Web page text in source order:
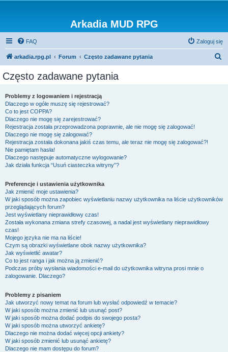
Arkadia MUD RPG
FAQ Zaloguj się
arkadia.rpg.pl Forum Często zadawane pytania
Często zadawane pytania
Problemy z logowaniem i rejestracją
Dlaczego w ogóle muszę się rejestrować?
Co to jest COPPA?
Dlaczego nie mogę się zarejestrować?
Rejestracja została przeprowadzona poprawnie, ale nie mogę się zalogować!
Dlaczego nie mogę się zalogować?
Rejestracja została dokonana jakiś czas temu, ale teraz nie mogę się zalogować?!
Nie pamiętam hasła!
Dlaczego następuje automatyczne wylogowanie?
Jak działa funkcja “Usuń ciasteczka witryny”?
Preferencje i ustawienia użytkownika
Jak zmienić moje ustawienia?
W jaki sposób można zapobiec wyświetlaniu nazwy użytkownika na liście użytkowników
przeglądających forum?
Jest wyświetlany nieprawidłowy czas!
Została wykonana zmiana strefy czasowej, a nadal jest wyświetlany nieprawidłowy
czas!
Mojego języka nie ma na liście!
Czym są obrazki wyświetlane obok nazwy użytkownika?
Jak wyświetlić awatar?
Co to jest ranga i jak można ją zmienić?
Podczas próby wysłania wiadomości e-mail do użytkownika witryna prosi mnie o
zalogowanie. Dlaczego?
Problemy z pisaniem
Jak utworzyć nowy temat na forum lub wysłać odpowiedź w temacie?
W jaki sposób można zmienić lub usunąć post?
W jaki sposób można dodać podpis do swojego posta?
W jaki sposób można utworzyć ankietę?
Dlaczego nie można dodać więcej opcji ankiety?
W jaki sposób zmienić lub usunąć ankietę?
Dlaczego nie mam dostępu do forum?